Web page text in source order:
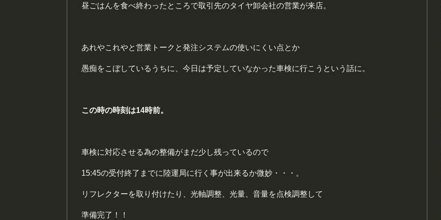
昼ごはんを食べ終わったところで取引先のタイヤ卸会社の営業が来店。
あれやこれやと営業トークと発注システムの使いにくい点とか
愚痴をこぼしているうちに、今日は予定していなかった車検に行こうという話に。
この時の時刻は14時前。
車検に対応させる為の整備がまだ少し残っているので
15:45の受付終了までに陸運局に行く事が出来るか微妙・・・。
リフレクターを取り付けたり、光軸調整、光量、音量を点検調整して
準備完了！！